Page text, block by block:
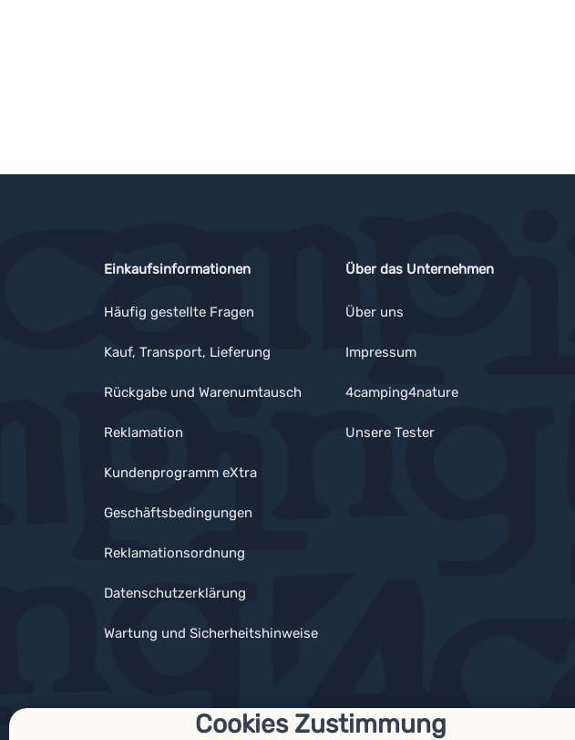
Cookies Zustimmung
Einkaufsinformationen
Häufig gestellte Fragen
Kauf, Transport, Lieferung
Rückgabe und Warenumtausch
Reklamation
Kundenprogramm eXtra
Geschäftsbedingungen
Reklamationsordnung
Datenschutzerklärung
Wartung und Sicherheitshinweise
Über das Unternehmen
Über uns
Impressum
4camping4nature
Unsere Tester